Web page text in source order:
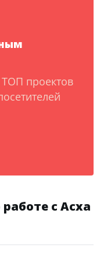
проектов
с Асха